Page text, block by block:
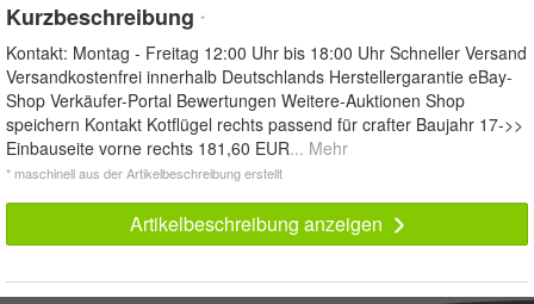
Kurzbeschreibung *
Kontakt: Montag - Freitag 12:00 Uhr bis 18:00 Uhr Schneller Versand
Versandkostenfrei innerhalb Deutschlands Herstellergarantie eBay-
Shop Verkäufer-Portal Bewertungen Weitere-Auktionen Shop
speichern Kontakt Kotflügel rechts passend für crafter Baujahr 17->>
Einbauseite vorne rechts 181,60 EUR... Mehr
* maschinell aus der Artikelbeschreibung erstellt
Artikelbeschreibung anzeigen